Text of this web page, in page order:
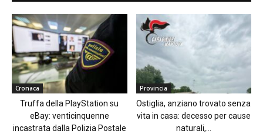
Cronaca
Truffa della PlayStation su
eBay: venticinquenne
incastrata dalla Polizia Postale
Provincia
Ostiglia, anziano trovato senza
vita in casa: decesso per cause
naturali,...